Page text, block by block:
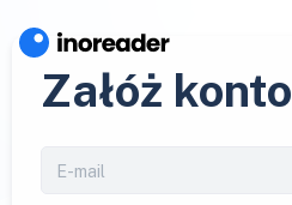
Załóż konto